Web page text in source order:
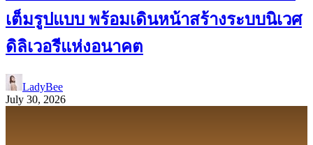
เต็มรูปแบบ พร้อมเดินหน้าสร้างระบบนิเวศ
ดิลิเวอรีแห่งอนาคต
LadyBee
July 30, 2026